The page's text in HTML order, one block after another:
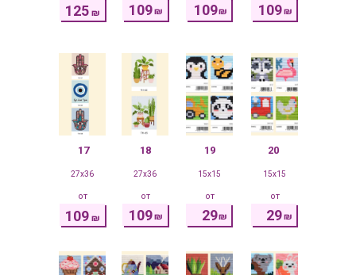
109₪ 109₪ 109₪
125 ₪
109₪ 29₪ 29₪
27x36 27x36 15x15 15x15
109 ₪
от от от от
18 19
17 20